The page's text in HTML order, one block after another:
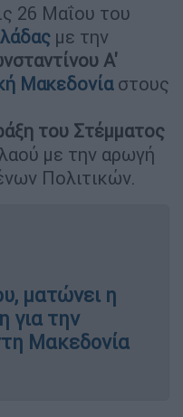
26 Μαΐου του
με την
Α'
Μακεδονίαστους
του Στέμματος
με την αρωγή
Πολιτικών.
ματώνει η
για την
Μακεδονία